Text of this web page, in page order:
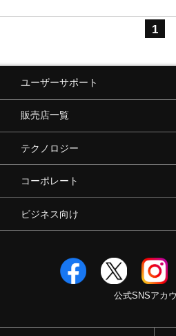
1
ユーザーサポート
販売店一覧
テクノロジー
コーポレート
ビジネス向け
公式SNSアカ